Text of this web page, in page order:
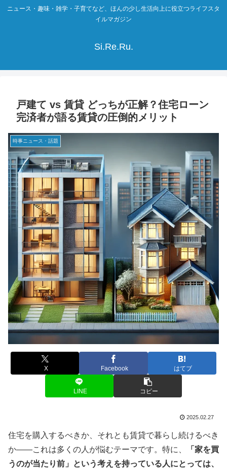
ニュース・趣味・雑学・子育てなど、ほんの少し生活向上に役立つライフスタ
イルマガジン
Si.Re.Ru.
戸建て vs 賃貸 どっちが正解？住宅ローン
完済者が語る賃貸の圧倒的メリット
時事ニュース・話題
X Facebook はてブ
LINE コピー
2025.02.27
住宅を購入するべきか、それとも賃貸で暮らし続けるべき
か——これは多くの人が悩むテーマです。特に、
「家を買
うのが当たり前」という考えを持っている人にとっては、